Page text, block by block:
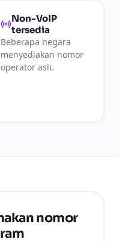
Non-VoIP
tersedia
Beberapa negara
menyediakan nomor
operator asli.
nomor